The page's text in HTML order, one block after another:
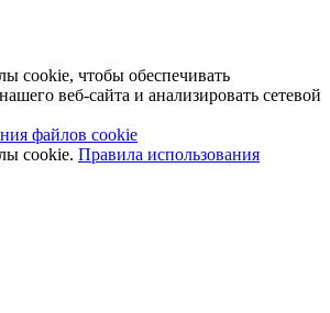
cookie, чтобы обеспечивать
веб-сайта и анализировать сетевой
файлов cookie
cookie. Правила использования